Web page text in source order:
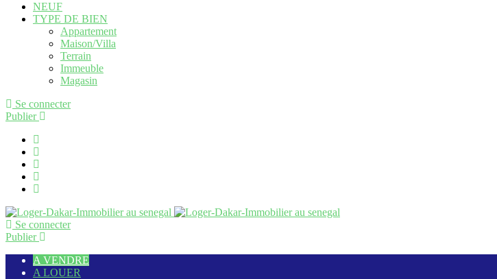
NEUF
TYPE DE BIEN
Appartement
Maison/Villa
Terrain
Immeuble
Magasin
Se connecter
Publier
Se connecter
Publier
A VENDRE
A LOUER